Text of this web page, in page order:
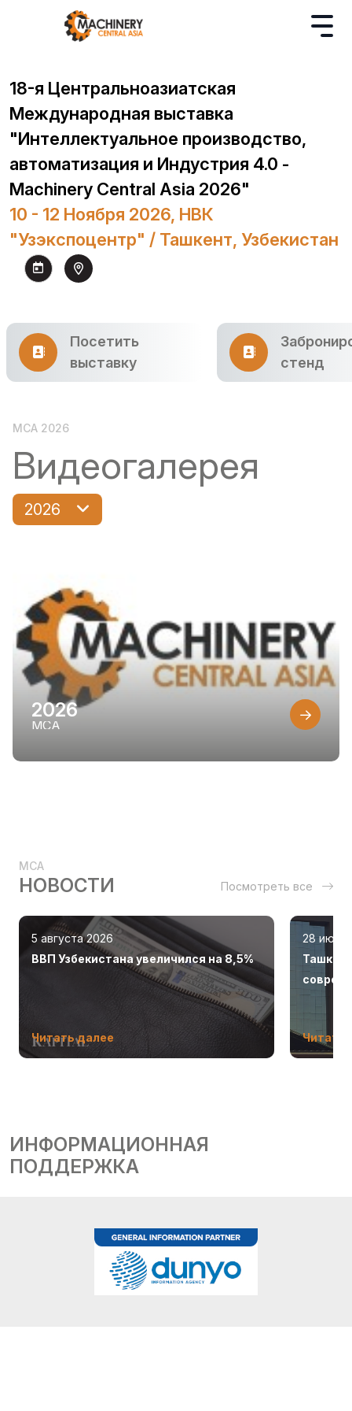
18-я Центральноазиатская
Международная выставка
"Интеллектуальное производство,
автоматизация и Индустрия 4.0 -
Machinery Central Asia 2026"
10 - 12 Ноября 2026, НВК
"Узэкспоцентр" / Ташкент, Узбекистан
Посетить
выставку
стенд
MCA 2026
Видеогалерея
2026
2026
MCA
MCA
НОВОСТИ Посмотреть все
5 августа 2026
ВВП Узбекистана увеличился на 8,5%
Читать далее
28 июля
Читать
ИНФОРМАЦИОННАЯ
ПОДДЕРЖКА